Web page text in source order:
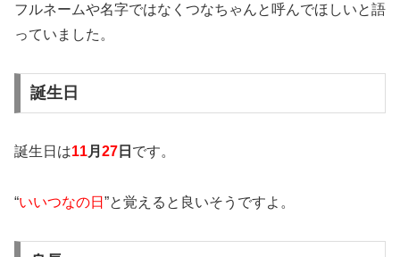
フルネームや名字ではなく つなちゃんと呼んでほしいと語
っていました。
誕生日
誕生日は11月 27 日 です。
“いいつなの日 ”と覚えると良いそうですよ。